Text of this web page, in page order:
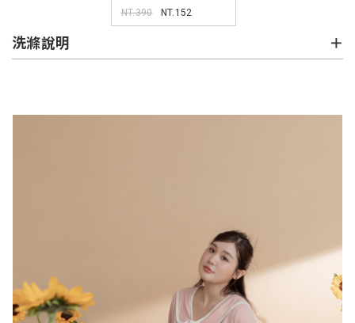
NT.390 NT.152
洗滌說明